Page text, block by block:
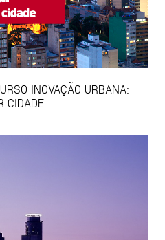
INOVAÇÃO URBANA:
CIDADE